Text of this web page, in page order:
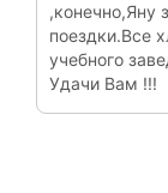
,конечно,Яну
поездки.Все
учебного
Удачи Вам !!!